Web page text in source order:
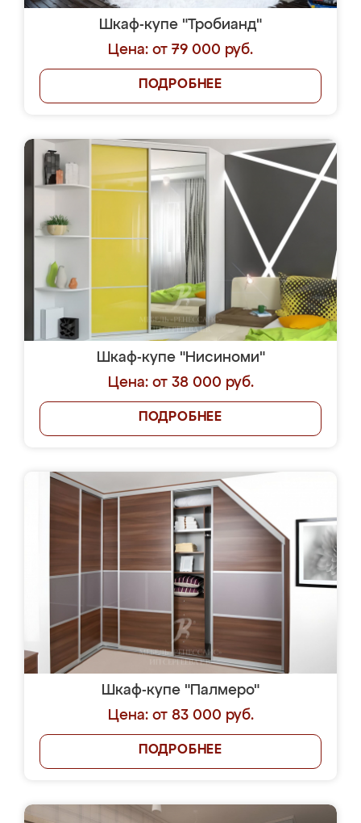
Шкаф-купе "Тробианд"
Цена: от 79 000 руб.
ПОДРОБНЕЕ
Шкаф-купе "Нисиноми"
Цена: от 38 000 руб.
ПОДРОБНЕЕ
Шкаф-купе "Палмеро"
Цена: от 83 000 руб.
ПОДРОБНЕЕ